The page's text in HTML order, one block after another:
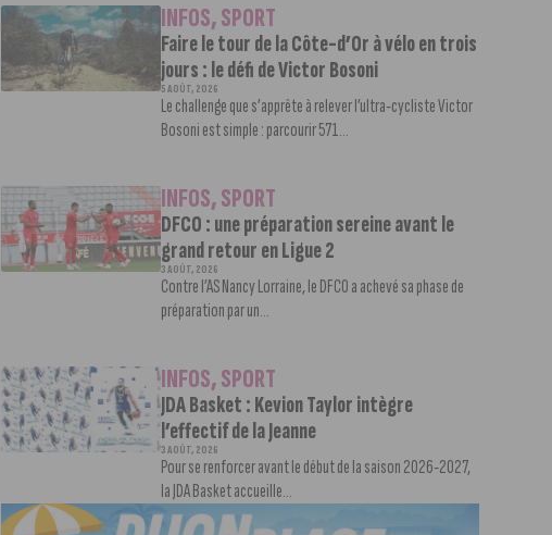
INFOS,SPORT
Faire le tour de la Côte-d’Or à vélo en trois
jours : le défi de Victor Bosoni
5 AOÛT, 2026
Le challenge que s’apprête à relever l’ultra-cycliste Victor
Bosoni est simple : parcourir 571...
INFOS,SPORT
DFCO : une préparation sereine avant le
grand retour en Ligue 2
3 AOÛT, 2026
Contre l’AS Nancy Lorraine, le DFCO a achevé sa phase de
préparation par un...
INFOS,SPORT
JDA Basket : Kevion Taylor intègre
l’effectif de la Jeanne
3 AOÛT, 2026
Pour se renforcer avant le début de la saison 2026-2027,
la JDA Basket accueille...